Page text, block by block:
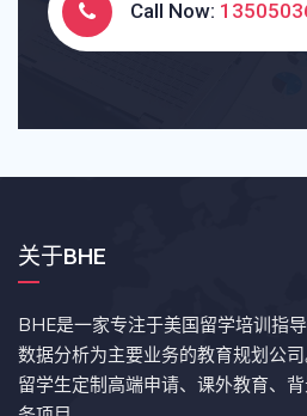
Call Now:
关于BHE
BHE是一家专注于美国留学培训指
数据分析为主要业务的教育规划公
留学生定制高端申请、课外教育、